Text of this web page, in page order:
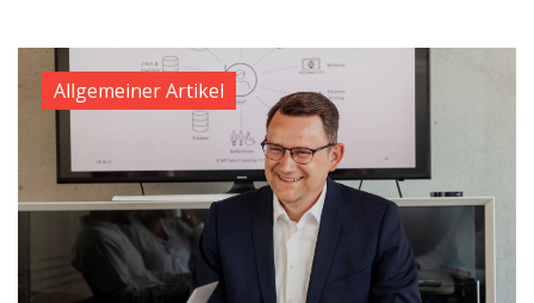
Allgemeiner Artikel